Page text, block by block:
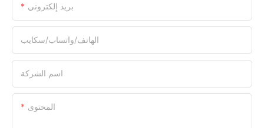
بريد إلكتروني
الهاتف/واتساب/سكايب
اسم الشركة
المحتوى